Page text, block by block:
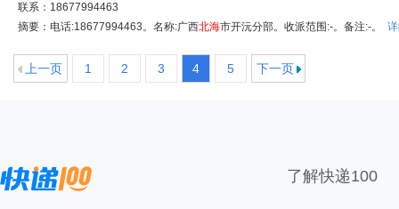
联系：18677994463
摘要：电话:18677994463。名称:广西北海市开沅分部。收派范围:-。备注:-。
上一页 1 2 3 4 5 下一页
了解快递100